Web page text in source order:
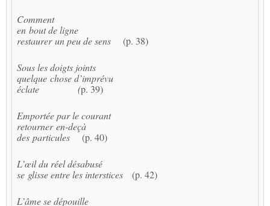
Comment
en bout de ligne
restaurer un peu de sens (p. 38)
Sous les doigts joints
quelque chose d’imprévu
éclate (p. 39)
Emportée par le courant
retourner en-deçà
des particules (p. 40)
L’œil du réel désabusé
se glisse entre les interstices (p. 42)
L’âme se dépouille